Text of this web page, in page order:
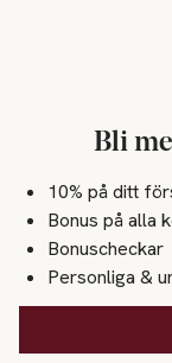
Bli
10% på ditt
Bonus på alla
Bonuscheckar
Personliga &